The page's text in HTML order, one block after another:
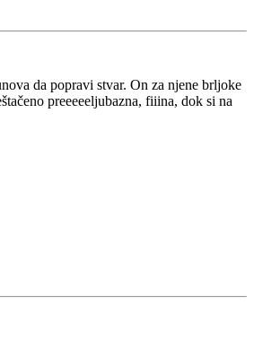
da popravi stvar. On za njene brljoke
preeeeeljubazna, fiiina, dok si na